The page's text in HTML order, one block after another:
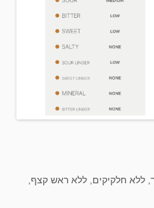
ללא חלקיקים, ללא ראש קצף,